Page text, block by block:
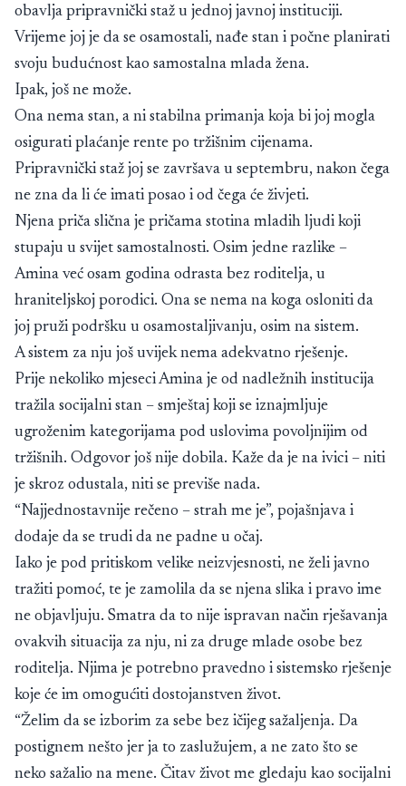
obavlja pripravnički staž u jednoj javnoj instituciji.
Vrijeme joj je da se osamostali, nađe stan i počne planirati
svoju budućnost kao samostalna mlada žena.
Ipak, još ne može.
Ona nema stan, a ni stabilna primanja koja bi joj mogla
osigurati plaćanje rente po tržišnim cijenama.
Pripravnički staž joj se završava u septembru, nakon čega
ne zna da li će imati posao i od čega će živjeti.
Njena priča slična je pričama stotina mladih ljudi koji
stupaju u svijet samostalnosti. Osim jedne razlike –
Amina već osam godina odrasta bez roditelja, u
hraniteljskoj porodici. Ona se nema na koga osloniti da
joj pruži podršku u osamostaljivanju, osim na sistem.
A sistem za nju još uvijek nema adekvatno rješenje.
Prije nekoliko mjeseci Amina je od nadležnih institucija
tražila socijalni stan – smještaj koji se iznajmljuje
ugroženim kategorijama pod uslovima povoljnijim od
tržišnih. Odgovor još nije dobila. Kaže da je na ivici – niti
je skroz odustala, niti se previše nada.
“Najjednostavnije rečeno – strah me je”, pojašnjava i
dodaje da se trudi da ne padne u očaj.
Iako je pod pritiskom velike neizvjesnosti, ne želi javno
tražiti pomoć, te je zamolila da se njena slika i pravo ime
ne objavljuju. Smatra da to nije ispravan način rješavanja
ovakvih situacija za nju, ni za druge mlade osobe bez
roditelja. Njima je potrebno pravedno i sistemsko rješenje
koje će im omogućiti dostojanstven život.
“Želim da se izborim za sebe bez ičijeg sažaljenja. Da
postignem nešto jer ja to zaslužujem, a ne zato što se
neko sažalio na mene. Čitav život me gledaju kao socijalni